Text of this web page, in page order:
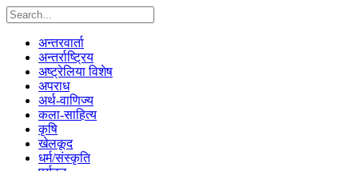
अन्तरवार्ता
अन्तर्राष्ट्रिय
अष्ट्रेलिया विशेष
अपराध
अर्थ-वाणिज्य
कला-साहित्य
कृषि
खेलकूद
धर्म/संस्कृति